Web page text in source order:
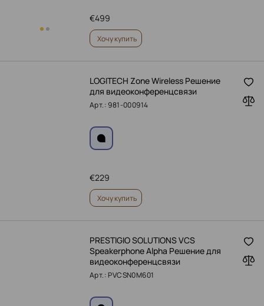
499
€
Хочу купить
LOGITECH Zone Wireless Решение
для видеоконференцсвязи
Арт.: 981-000914
229
€
Хочу купить
PRESTIGIO SOLUTIONS VCS
Speakerphone Alpha Решение для
видеоконференцсвязи
Арт.: PVCSN0M601